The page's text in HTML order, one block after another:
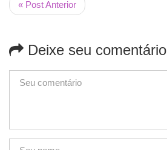
« Post Anterior
Deixe seu comentário